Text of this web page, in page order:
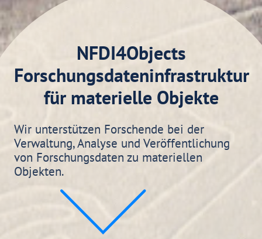
NFDI4Objects
Forschungsdateninfrastruktur
für materielle Objekte
Wir unterstützen Forschende bei der
Verwaltung, Analyse und Veröffentlichung
von Forschungsdaten zu materiellen
Objekten.